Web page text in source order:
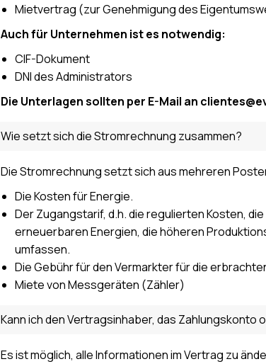
Mietvertrag (zur Genehmigung des
Auch für Unternehmen ist es notwendig:
CIF-Dokument
DNI des Administrators
Die Unterlagen sollten per E-Mail an
Wie setzt sich die Stromrechnung zusammen?
Die Stromrechnung setzt sich aus mehreren
Die Kosten für Energie.
Der Zugangstarif, d.h. die regulierten Kosten,
erneuerbaren Energien, die höheren
umfassen.
Die Gebühr für den Vermarkter für die
Miete von Messgeräten (Zähler)
Kann ich den Vertragsinhaber, das Zahlungskonto
Es ist möglich, alle Informationen im Vertrag zu